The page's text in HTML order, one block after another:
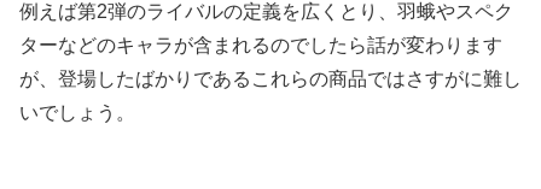
例えば第2弾のライバルの定義を広くとり、羽蛾やスペク
ターなどのキャラが含まれるのでしたら話が変わります
が、登場したばかりであるこれらの商品ではさすがに難し
いでしょう。